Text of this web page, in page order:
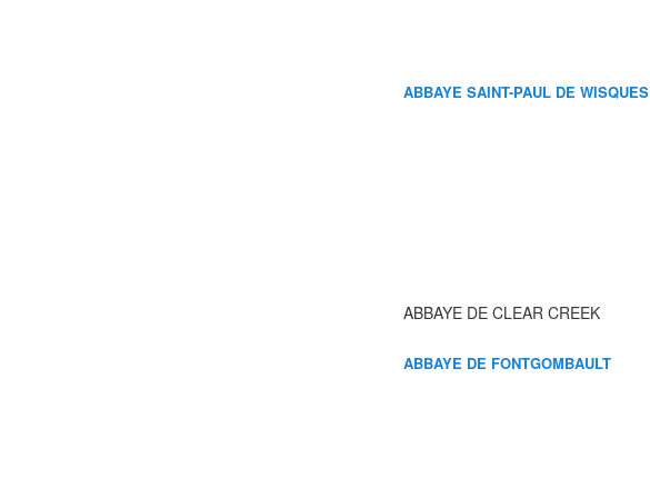
ABBAYE SAINT-PAUL DE WISQUES
ABBAYE DE CLEAR CREEK
ABBAYE DE FONTGOMBAULT